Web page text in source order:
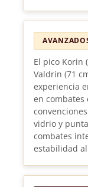
El pico Korin
Valdrin (71
experiencia
en combates
vidrio y
combates
estabilidad